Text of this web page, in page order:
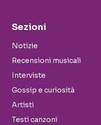
Sezioni
Notizie
Recensioni musicali
Interviste
Gossip e curiosità
Artisti
Testi canzoni